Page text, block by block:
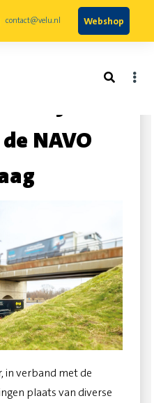
contact@velu.nl Webshop
NAVO
in verband met de
plaats van diverse